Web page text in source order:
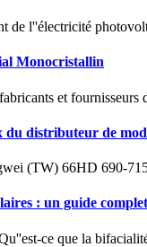
de l''électricité
Monocristallin
et
distributeur de
(TW) 66HD 690-
: un guide
ce que la